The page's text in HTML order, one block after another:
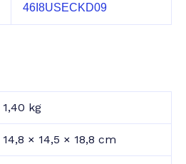
46I8USECKD09
1,40 kg
14,8 × 14,5 × 18,8 cm